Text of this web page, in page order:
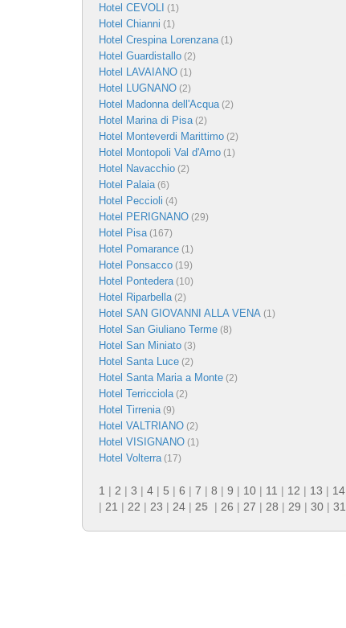
Hotel CEVOLI (1)
Hotel Chianni (1)
Hotel Crespina Lorenzana(1)
Hotel Guardistallo (2)
Hotel LAVAIANO (1)
Hotel LUGNANO (2)
Hotel Madonna dell'Acqua(2)
Hotel Marina di Pisa(2)
Hotel Monteverdi Marittimo (2)
Hotel Montopoli Val d'Arno (1)
Hotel Navacchio (2)
Hotel Palaia(6)
Hotel Peccioli (4)
Hotel PERIGNANO (29)
Hotel Pisa(167)
Hotel Pomarance (1)
Hotel Ponsacco (19)
Hotel Pontedera(10)
Hotel Riparbella(2)
Hotel SAN GIOVANNI ALLA VENA (1)
Hotel San Giuliano Terme (8)
Hotel San Miniato (3)
Hotel Santa Luce (2)
Hotel Santa Maria a Monte (2)
Hotel Terricciola(2)
Hotel Tirrenia(9)
Hotel VALTRIANO (2)
Hotel VISIGNANO (1)
Hotel Volterra(17)
1 | 2 | 3 | 4 | 5 | 6 | 7 | 8 | 9 | 10 | 11 | 12 | 13 | 14
| 21 | 22 | 23 | 24 | 25 | 26 | 27 | 28 | 29 | 30 | 31